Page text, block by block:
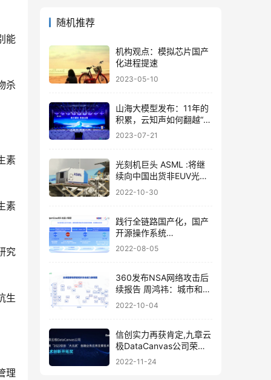
能
杀
素
素
究
生
理
随机推荐
机构观点：模拟芯片国产
化进程提速
2023-05-10
山海大模型发布：11年的
积累，云知声如何翻越“山
海”
2023-07-21
光刻机巨头 ASML :将继
续向中国出货非EUV光刻
机；中国天眼FAST发现宇
2022-10-30
践行全链路国产化，国产
开源操作系统
OpenCloudOS发布源社
2022-08-05
360发布NSA网络攻击后
续报告 周鸿祎：城市和基
础设施已成网络战目标
2022-10-04
信创实力再获肯定,九章云
极DataCanvas公司荣膺
“技术创新开拓奖”
2022-11-24